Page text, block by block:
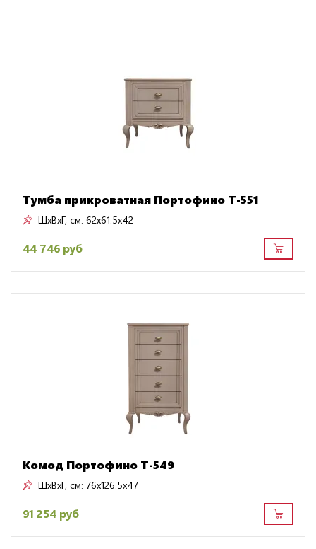
Тумба прикроватная Портофино Т-551
ШxВxГ, см: 62x61.5x42
44 746 руб
Комод Портофино Т-549
ШxВxГ, см: 76x126.5x47
91 254 руб